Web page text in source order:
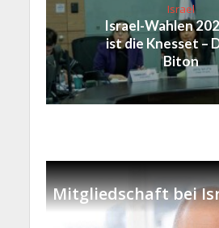
Israel
Israel-Wahlen
ist die Knesset –
Biton
Mitgliedschaft bei